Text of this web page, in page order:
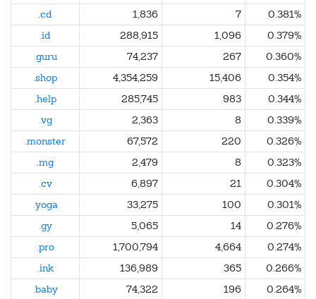
.cd
1,836 7
0.381%
.id
288,915 1,096
0.379%
.guru
74,237 267
0.360%
.shop
4,354,259 15,406
0.354%
.help
285,745 983
0.344%
.vg
2,363 8
0.339%
.monster
67,572 220
0.326%
.mg
2,479 8
0.323%
.cv
6,897 21
0.304%
.yoga
33,275 100
0.301%
.gy
5,065 14
0.276%
.pro
1,700,794 4,664
0.274%
.ink
136,989 365
0.266%
.baby
74,322 196
0.264%